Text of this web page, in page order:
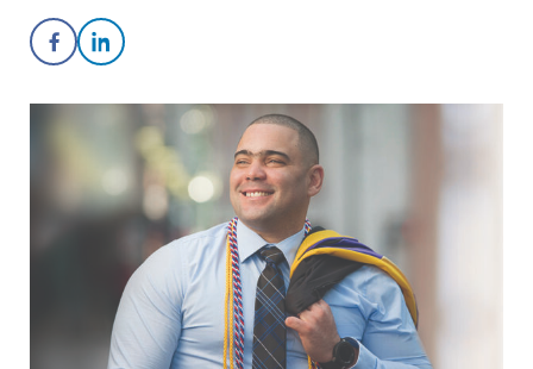
Share on Facebook
Share on LinkedIn